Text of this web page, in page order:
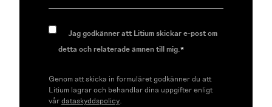
Jag godkänner att Litium skickar e-post om
detta och relaterade ämnen till mig.*
Genom att skicka in formuläret godkänner du att
Litium lagrar och behandlar dina uppgifter enligt
vårdataskyddspolicy.